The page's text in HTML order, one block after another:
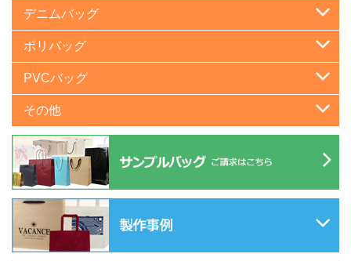
デニムバッグ
ポリバッグ
PVCバッグ
その他